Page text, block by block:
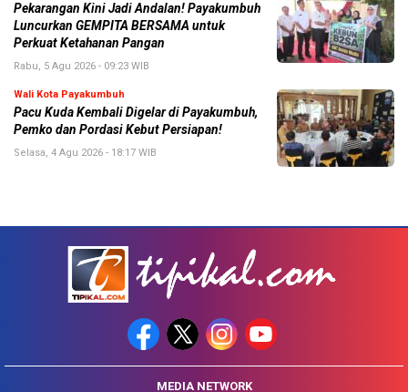
Pekarangan Kini Jadi Andalan! Payakumbuh
Luncurkan GEMPITA BERSAMA untuk
Perkuat Ketahanan Pangan
Rabu, 5 Agu 2026 - 09:23 WIB
Wali Kota Payakumbuh
Pacu Kuda Kembali Digelar di Payakumbuh,
Pemko dan Pordasi Kebut Persiapan!
Selasa, 4 Agu 2026 - 18:17 WIB
MEDIA NETWORK